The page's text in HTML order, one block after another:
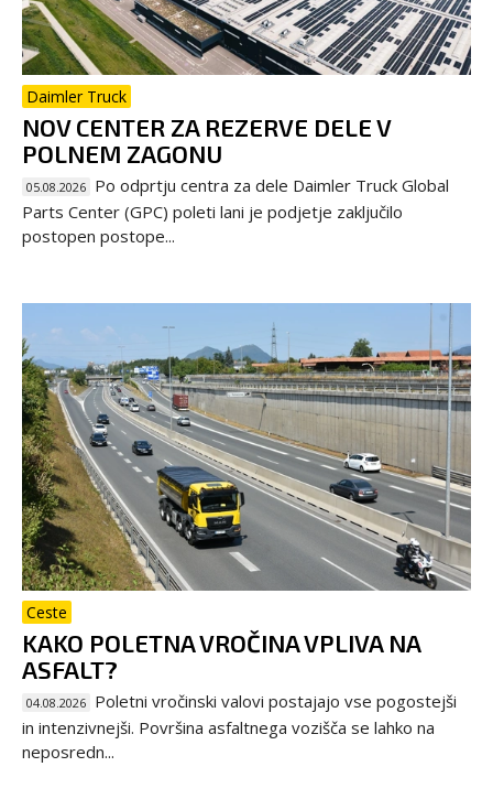
Daimler Truck
NOV CENTER ZA REZERVE DELE V
POLNEM ZAGONU
05.08.2026 Po odprtju centra za dele Daimler Truck Global
Parts Center (GPC) poleti lani je podjetje zaključilo
postopen postope...
Ceste
KAKO POLETNA VROČINA VPLIVA NA
ASFALT?
04.08.2026 Poletni vročinski valovi postajajo vse pogostejši
in intenzivnejši. Površina asfaltnega vozišča se lahko na
neposredn...